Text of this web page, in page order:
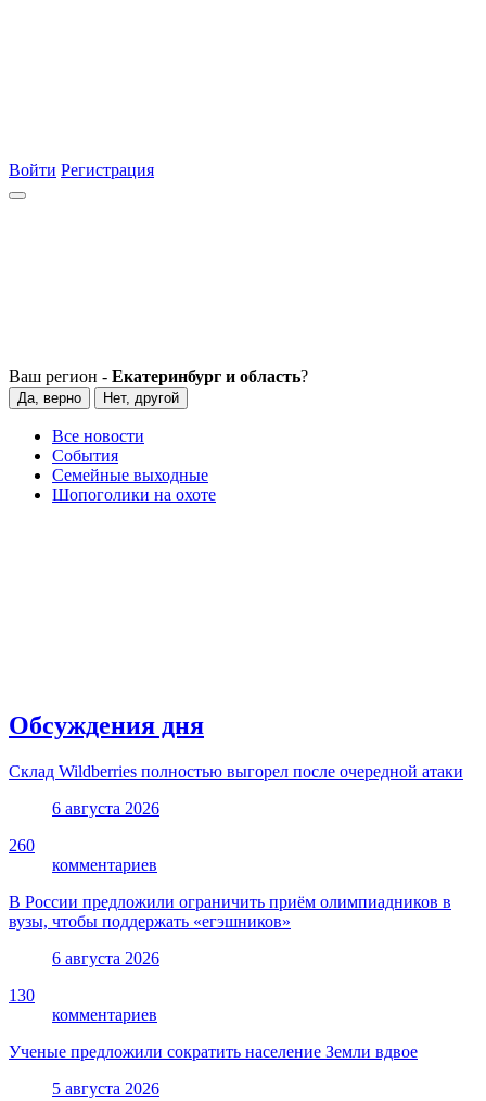
Войти Регистрация
Ваш регион - Екатеринбург и область?
Да, верно Нет, другой
Все новости
События
Семейные выходные
Шопоголики на охоте
Обсуждения дня
Склад Wildberries полностью выгорел после очередной атаки
6 августа 2026
260
комментариев
В России предложили ограничить приём олимпиадников в
вузы, чтобы поддержать «егэшников»
6 августа 2026
130
комментариев
Ученые предложили сократить население Земли вдвое
5 августа 2026